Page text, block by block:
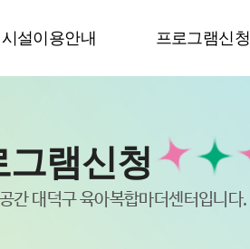
시설이용안내 프로그램신청
그램신청
간 대덕구 육아복합마더센터입니다.